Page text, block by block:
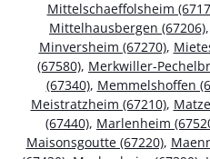
Mittelschaeffolsheim
Mittelhausbergen (67206),
Minversheim (67270),
(67580), Merkwiller-
(67340), Memmelshoffen
Meistratzheim (67210),
(67440), Marlenheim
Maisonsgoutte (67220),